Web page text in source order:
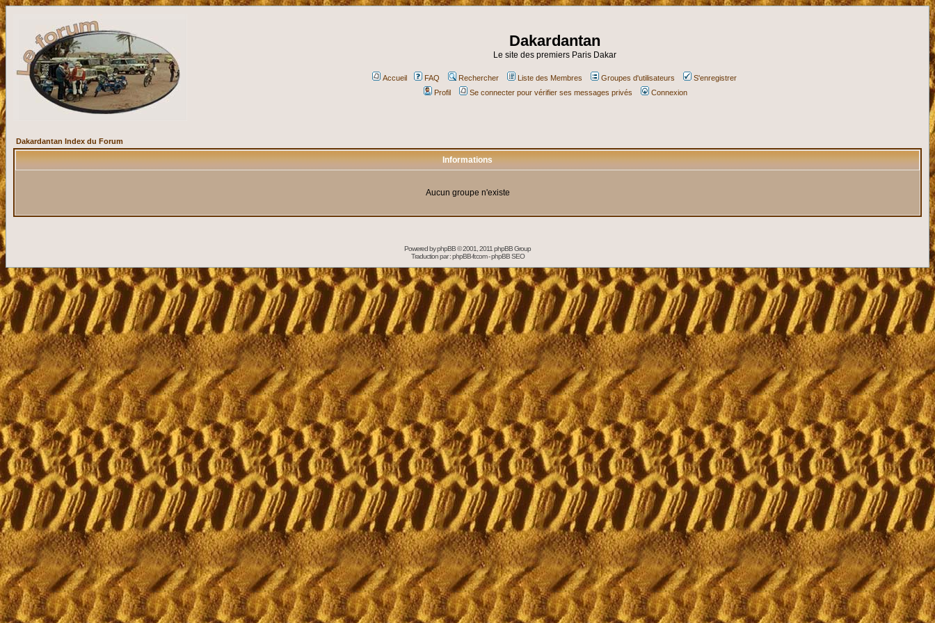
Dakardantan
Le site des premiers Paris Dakar
Accueil FAQ Rechercher Liste des Membres Groupes d'utilisateurs
S'enregistrer
Profil
Se connecter pour vérifier ses messages privés Connexion
Dakardantan Index du Forum
Informations
Aucun groupe n'existe
Powered byphpBB© 2001, 2011 phpBB Group
Traduction par :phpBB-fr.com-phpBB SEO